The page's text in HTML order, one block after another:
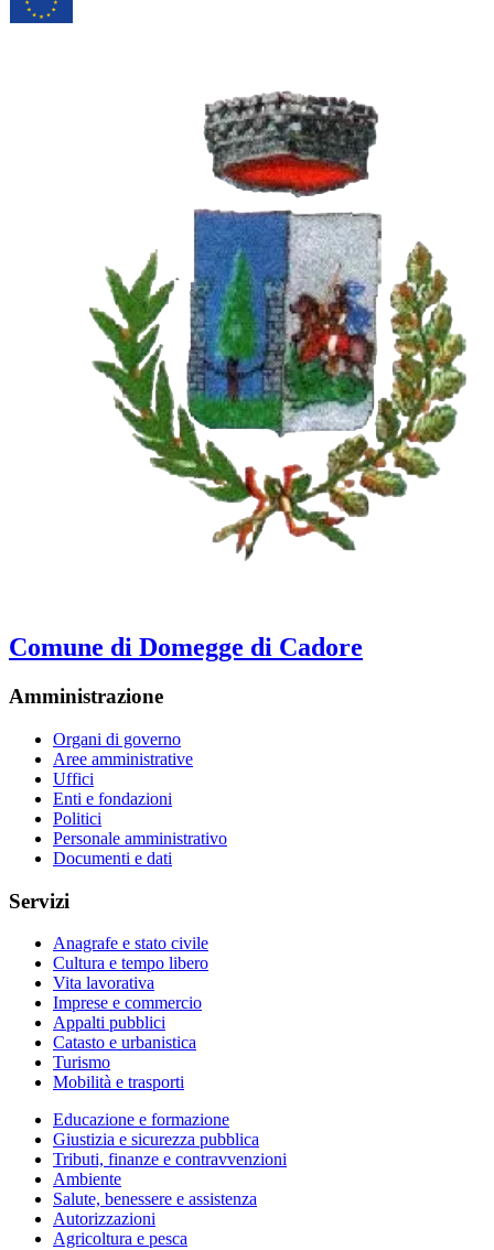
Comune di Domegge di Cadore
Amministrazione
Organi di governo
Aree amministrative
Uffici
Enti e fondazioni
Politici
Personale amministrativo
Documenti e dati
Servizi
Anagrafe e stato civile
Cultura e tempo libero
Vita lavorativa
Imprese e commercio
Appalti pubblici
Catasto e urbanistica
Turismo
Mobilità e trasporti
Educazione e formazione
Giustizia e sicurezza pubblica
Tributi, finanze e contravvenzioni
Ambiente
Salute, benessere e assistenza
Autorizzazioni
Agricoltura e pesca